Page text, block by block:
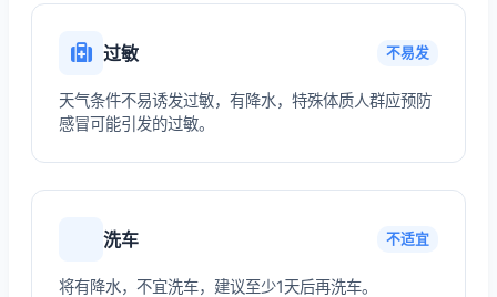
过敏 不易发
天气条件不易诱发过敏，有降水，特殊体质人群应预防
感冒可能引发的过敏。
洗车 不适宜
将有降水，不宜洗车，建议至少1天后再洗车。